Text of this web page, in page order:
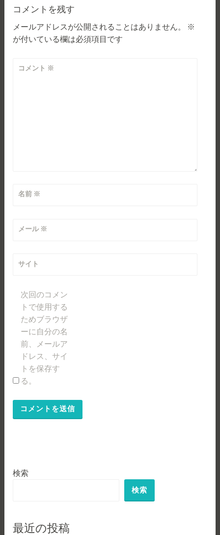
ー
シ
ョ
ン
コメントを残す
メールアドレスが公開されることはありません。
※
が付いている欄は必須項目です
コメント ※
名前 ※
メール ※
サイト
次回のコメン
トで使用する
ためブラウザ
ーに自分の名
前、メールア
ドレス、サイ
トを保存す
る。
検索
検索
最近の投稿